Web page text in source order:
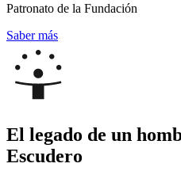
Patronato de la Fundación
Saber más
El legado de un
Escudero